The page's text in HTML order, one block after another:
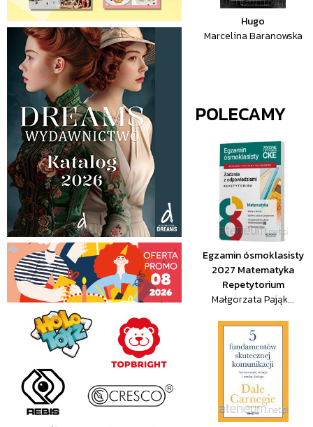
Hugo
Marcelina Baranowska
POLECAMY
Egzamin ósmoklasisty
2027 Matematyka
Repetytorium
Małgorzata Pająk...